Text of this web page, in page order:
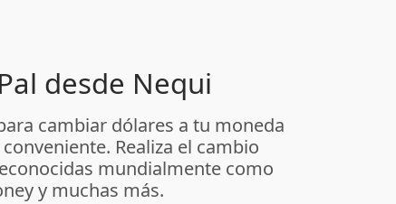
desde Nequi
cambiar dólares a tu moneda
Realiza el cambio
mundialmente como
y muchas más.